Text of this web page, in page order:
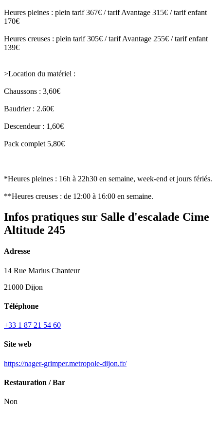
Heures pleines : plein tarif 367€ / tarif Avantage 315€ / tarif enfant
170€
Heures creuses : plein tarif 305€ / tarif Avantage 255€ / tarif enfant
139€
>Location du matériel :
Chaussons : 3,60€
Baudrier : 2.60€
Descendeur : 1,60€
Pack complet 5,80€
*Heures pleines : 16h à 22h30 en semaine, week-end et jours fériés.
**Heures creuses : de 12:00 à 16:00 en semaine.
Infos pratiques sur Salle d'escalade Cime
Altitude 245
Adresse
14 Rue Marius Chanteur
21000 Dijon
Téléphone
+33 1 87 21 54 60
Site web
https://nager-grimper.metropole-dijon.fr/
Restauration / Bar
Non